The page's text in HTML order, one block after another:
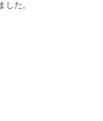
した。